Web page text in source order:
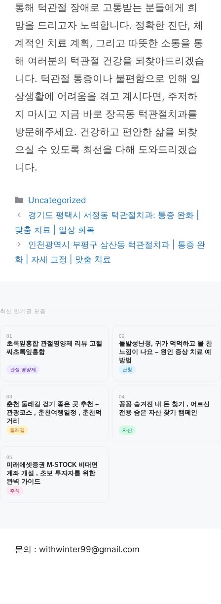
통해 턱관절 장애로 고통받는 분들에게 희
망을 드리고자 노력합니다. 정확한 진단, 체
계적인 치료 계획, 그리고 따뜻한 소통을 통
해 여러분의 턱관절 건강을 되찾아드리겠습
니다. 턱관절 통증이나 불편함으로 인해 일
상생활에 어려움을 겪고 계시다면, 주저하
지 마시고 지금 바로 장곡동 턱관절치과를
방문해주세요. 건강하고 편안한 삶을 되찾
으실 수 있도록 최선을 다해 도와드리겠습
니다.
카
테
고
리
Uncategorized
경기도 평택시 서정동 턱관절치과: 통증 완화 |
맞춤 치료 | 일상 회복
인천광역시 부평구 삼산동 턱관절치과 | 통증 완
화 | 자세 교정 | 맞춤 치료
최신 인기글 모음
01
초록잎홍합 관절영양제 리뷰 고헬
씨초록잎홍합
관절 영양제
02
돌발성난청, 귀가 먹먹하고 물 찬
느낌이 나요 – 원인 증상 치료 예
방법
난청
03
춘천 둘레길 걷기 좋은 곳 추천 –
관광코스 , 춘천여행일정 , 춘천먹
거리
둘레길
04
꽁꽁 숨겨진 내 돈 찾기 , 어르신
전용 숨은 자산 찾기 캠페인
자산
05
미래에셋증권 M-STOCK 비대면
계좌 개설 , 초보 투자자를 위한
완벽 가이드
주식
문의 : withwinter99@gmail.com